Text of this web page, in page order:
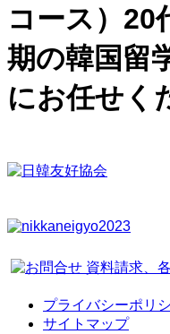
コース）20
期の韓国留
にお任せく
プライバシーポリ
サイトマップ